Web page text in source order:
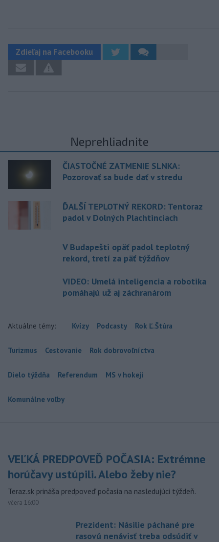
Zdieľaj na Facebooku
Neprehliadnite
ČIASTOČNÉ ZATMENIE SLNKA:
Pozorovať sa bude dať v stredu
ĎALŠÍ TEPLOTNÝ REKORD: Tentoraz
padol v Dolných Plachtinciach
V Budapešti opäť padol teplotný
rekord, tretí za päť týždňov
VIDEO: Umelá inteligencia a robotika
pomáhajú už aj záchranárom
Aktuálne témy: Kvízy Podcasty Rok Ľ.Štúra
Turizmus Cestovanie Rok dobrovoľníctva
Dielo týždňa Referendum MS v hokeji
Komunálne voľby
VEĽKÁ PREDPOVEĎ POČASIA: Extrémne
horúčavy ustúpili. Alebo žeby nie?
Teraz.sk prináša predpoveď počasia na nasledujúci týždeň.
včera 16:00
Prezident: Násilie páchané pre
rasovú nenávisť treba odsúdiť v